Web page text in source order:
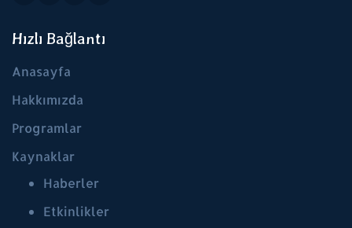
Hızlı Bağlantı
Anasayfa
Hakkımızda
Programlar
Kaynaklar
Haberler
Etkinlikler